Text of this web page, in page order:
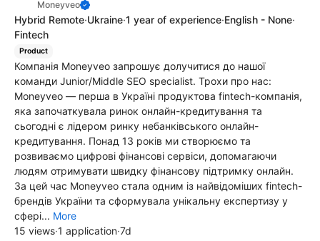
Moneyveo
Hybrid Remote·Ukraine·1 year of experience·English - None·
Fintech
Product
Компанія Moneyveo запрошує долучитися до нашої
команди Junior/Middle SEO specialist. Трохи про нас:
Moneyveo — перша в Україні продуктова fintech-компанія,
яка започаткувала ринок онлайн-кредитування та
сьогодні є лідером ринку небанківського онлайн-
кредитування. Понад 13 років ми створюємо та
розвиваємо цифрові фінансові сервіси, допомагаючи
людям отримувати швидку фінансову підтримку онлайн.
За цей час Moneyveo стала одним із найвідоміших fintech-
брендів України та сформувала унікальну експертизу у
сфері... More
15 views·1 application·7d